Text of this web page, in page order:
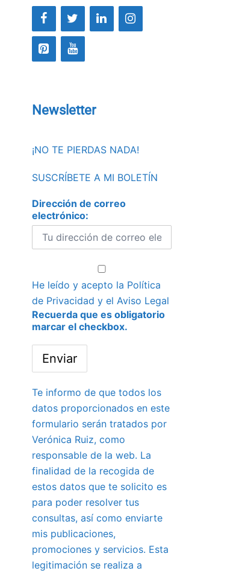
Newsletter
¡NO TE PIERDAS NADA!
SUSCRÍBETE A MI BOLETÍN
Dirección de correo
electrónico:
He leído y acepto la Política
de Privacidad y el Aviso Legal
Recuerda que es obligatorio
marcar el checkbox.
Te informo de que todos los
datos proporcionados en este
formulario serán tratados por
Verónica Ruiz, como
responsable de la web. La
finalidad de la recogida de
estos datos que te solicito es
para poder resolver tus
consultas, así como enviarte
mis publicaciones,
promociones y servicios. Esta
legitimación se realiza a